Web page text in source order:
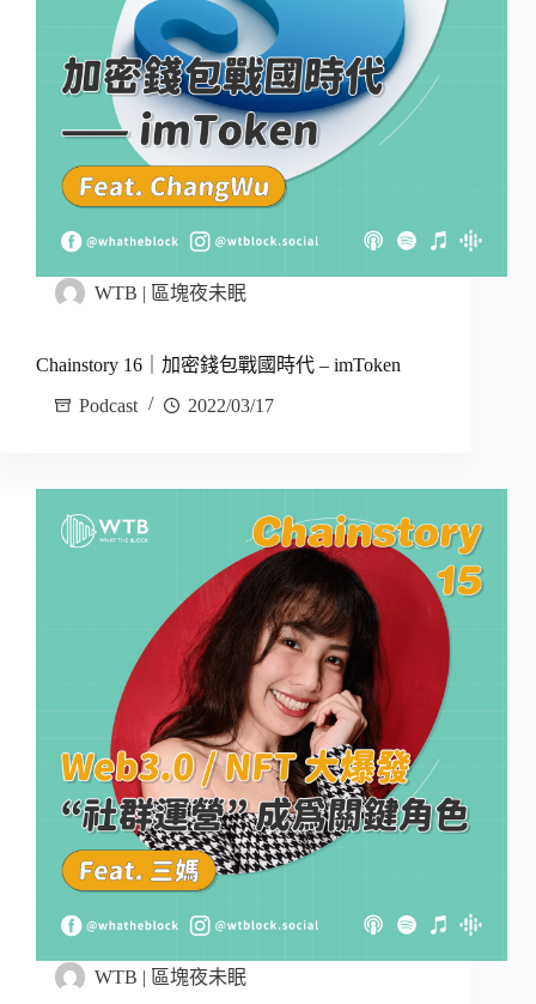
WTB | 區塊夜未眠
Chainstory 16｜加密錢包戰國時代 – imToken
Podcast
2022/03/17
WTB | 區塊夜未眠